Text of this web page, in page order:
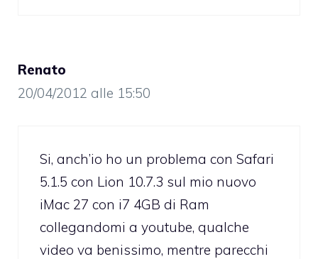
Renato
20/04/2012 alle 15:50
Si, anch’io ho un problema con Safari
5.1.5 con Lion 10.7.3 sul mio nuovo
iMac 27 con i7 4GB di Ram
collegandomi a youtube, qualche
video va benissimo, mentre parecchi